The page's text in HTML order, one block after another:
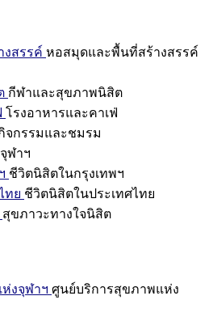
สรรค์ หอสมุดและพื้นที่สร้างสรรค์
กีฬาและสุขภาพนิสิต
โรงอาหารและคาเฟ่
จกรรมและชมรม
ฬาฯ
ชีวิตนิสิตในกรุงเทพฯ
ทย ชีวิตนิสิตในประเทศไทย
สุขภาวะทางใจนิสิต
งจุฬาฯ ศูนย์บริการสุขภาพแห่ง